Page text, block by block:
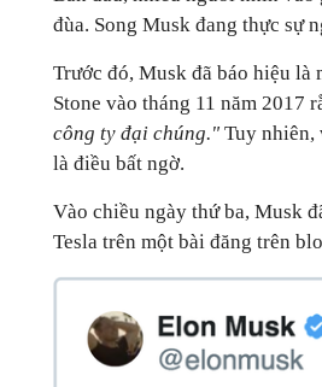
đùa. Song Musk đang thực sự
Trước đó, Musk đã báo hiệu là
Stone vào tháng 11 năm 2017
công ty đại chúng." Tuy nhiên,
là điều bất ngờ.
Vào chiều ngày thứ ba, Musk
Tesla trên một bài đăng trên